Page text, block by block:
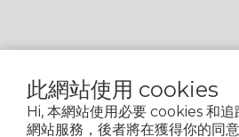
此網站使用 cookies
Hi, 本網站使用必要 cookies 和
網站服務，後者將在獲得你的同